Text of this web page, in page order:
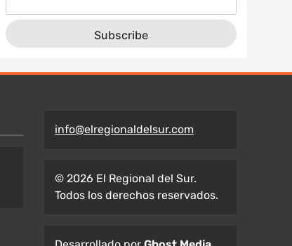
Subscribe
info@elregionaldelsur.com
© 2026 El Regional del Sur.
Todos los derechos reservados.